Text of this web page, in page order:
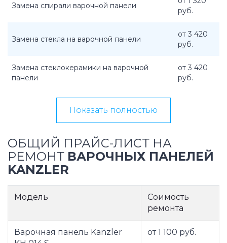
Замена спирали варочной панели
руб.
Замена стекла на варочной панели
от 3 420
руб.
Замена стеклокерамики на варочной
панели
от 3 420
руб.
Показать полностью
ОБЩИЙ ПРАЙС-ЛИСТ НА
РЕМОНТ ВАРОЧНЫХ ПАНЕЛЕЙ
KANZLER
Модель
Соимость
ремонта
Варочная панель Kanzler
от 1 100 руб.